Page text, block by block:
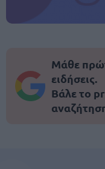
Μάθε
ειδήσεις.
Βάλε το